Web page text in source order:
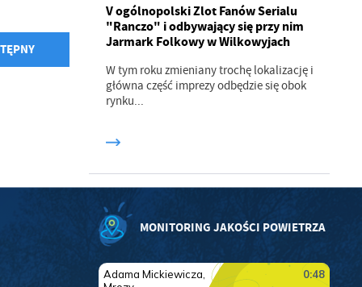
V ogólnopolski Zlot Fanów Serialu
"Ranczo" i odbywający się przy nim
Jarmark Folkowy w Wilkowyjach
W tym roku zmieniany trochę lokalizację i
główna część imprezy odbędzie się obok
rynku...
MONITORING JAKOŚCI POWIETRZA